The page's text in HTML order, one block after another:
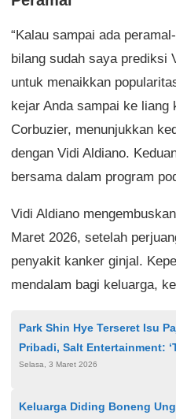
“Kalau sampai ada
bilang sudah saya prediksi
untuk menaikkan
kejar Anda sampai ke liang
Corbuzier, menunjukkan
dengan Vidi Aldiano.
bersama dalam program
Vidi Aldiano
Maret 2026, setelah
penyakit kanker ginjal.
mendalam bagi keluarga,
Park Shin Hye Terseret Isu
Pribadi, Salt Entertainment:
Pembayaran’
Selasa, 3 Maret 2026
Keluarga Diding Boneng